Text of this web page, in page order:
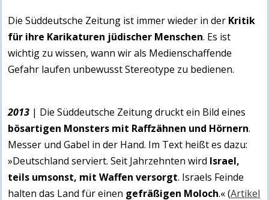
Die Süddeutsche Zeitung ist immer wieder in der Kritik
für ihre Karikaturen jüdischer Menschen. Es ist
wichtig zu wissen, wann wir als Medienschaffende
Gefahr laufen unbewusst Stereotype zu bedienen.
2013 | Die Süddeutsche Zeitung druckt ein Bild eines
bösartigen Monsters mit Raffzähnen und Hörnern.
Messer und Gabel in der Hand. Im Text heißt es dazu:
»Deutschland serviert. Seit Jahrzehnten wird Israel,
teils umsonst, mit Waffen versorgt. Israels Feinde
halten das Land für einen gefräßigen Moloch.«(Artikel